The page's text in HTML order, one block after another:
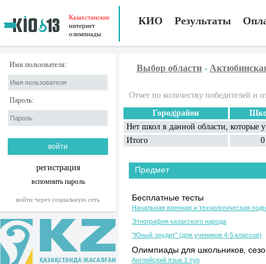
Казахстанские
интернет
олимпиады
КИО Результаты
Имя пользователя:
Пароль:
регистрация
вспомнить пароль
войти через социальную сеть
Выбор области -
Отчет по количеству победителей и
Город|район
Нет школ в данной области, которые
Итого
0
Предмет
Бесплатные тесты
Начальная военная и технологическая
Этнография казахского народа
"Юный эрудит" (для учеников 4-5 классов)
Олимпиады для школьников,
Английский язык 1 тур